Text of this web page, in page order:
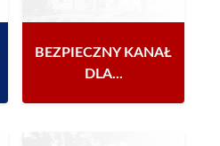
BEZPIECZNY KANAŁ
DLA...